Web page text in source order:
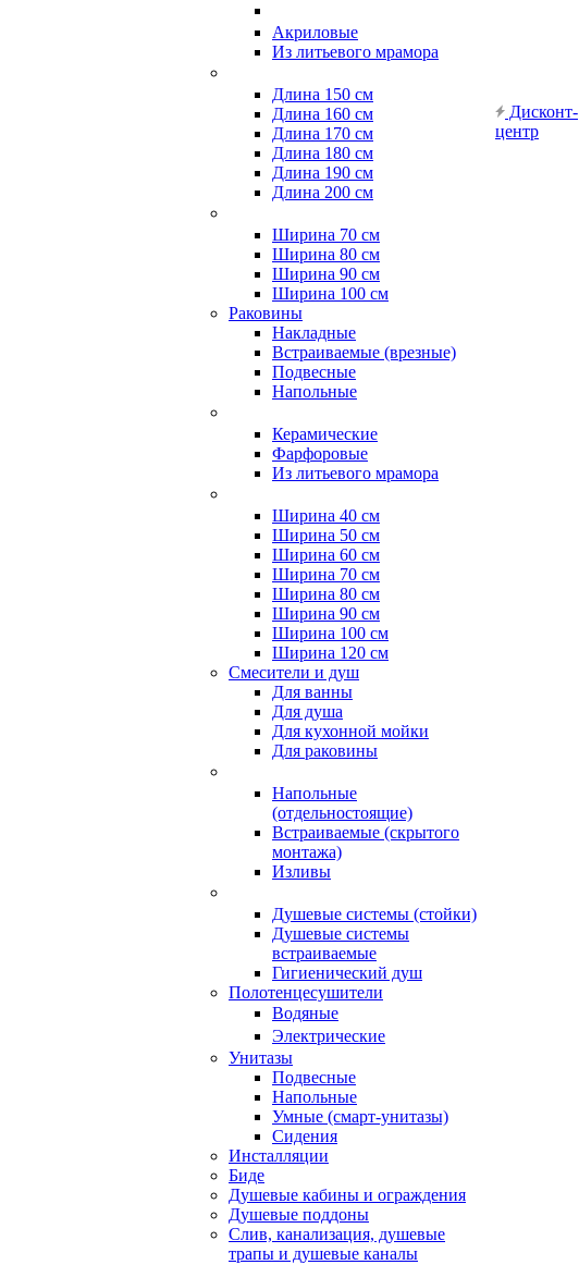
Акриловые
Из литьевого мрамора
Длина 150 см
Длина 160 см
Длина 170 см
Длина 180 см
Длина 190 см
Длина 200 см
Ширина 70 см
Ширина 80 см
Ширина 90 см
Ширина 100 см
Раковины
Накладные
Встраиваемые (врезные)
Подвесные
Напольные
Керамические
Фарфоровые
Из литьевого мрамора
Ширина 40 см
Ширина 50 см
Ширина 60 см
Ширина 70 см
Ширина 80 см
Ширина 90 см
Ширина 100 см
Ширина 120 см
Смесители и душ
Для ванны
Для душа
Для кухонной мойки
Для раковины
Напольные
(отдельностоящие)
Встраиваемые (скрытого
монтажа)
Изливы
Душевые системы (стойки)
Душевые системы
встраиваемые
Гигиенический душ
Полотенцесушители
ㅤВодяные
ㅤЭлектрические
Унитазы
Подвесные
Напольные
Умные (смарт-унитазы)
Сидения
Инсталляции
Биде
Душевые кабины и ограждения
Душевые поддоны
Слив, канализация, душевые
трапы и душевые каналы
Дисконт-
центр